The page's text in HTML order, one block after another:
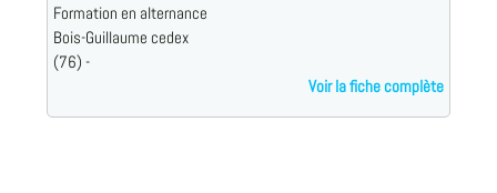
Formation en alternance
Bois-Guillaume cedex
(76) -
Voir la fiche complète